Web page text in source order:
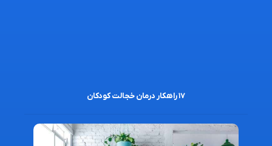
۱۷ راهکار درمان خجالت کودکان